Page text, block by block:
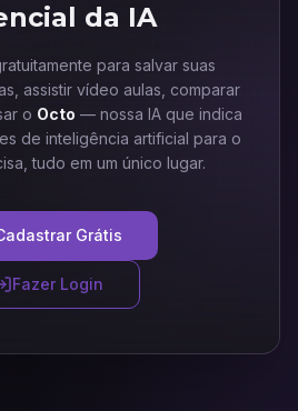
da IA
para salvar suas
assistir vídeo aulas, comparar
o Octo — nossa IA que indica
de inteligência artificial para o
tudo em um único lugar.
Grátis
Fazer Login